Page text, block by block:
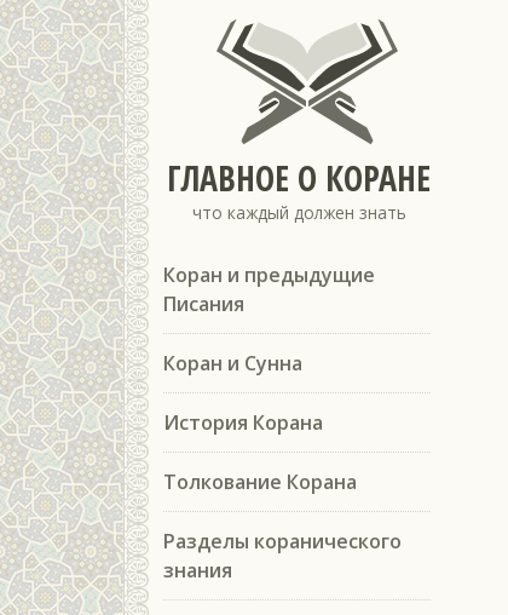
ГЛАВНОЕ О КОРАНЕ
что каждый должен знать
Коран и предыдущие
Писания
Коран и Сунна
История Корана
Толкование Корана
Разделы коранического
знания